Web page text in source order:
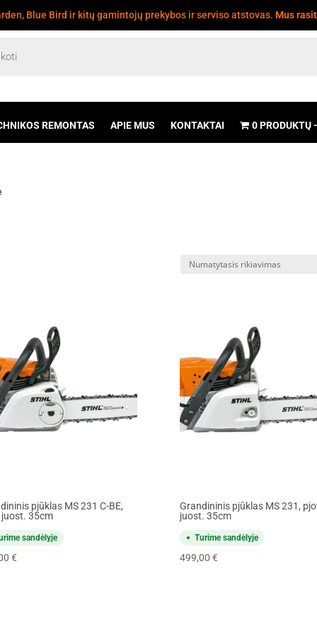
Blue Bird ir kitų gamintojų prekybos ir serviso atstovas. Mus
REMONTAS APIE MUS KONTAKTAI 0 PRODUKTŲ
pjūklas MS 231 C-BE,
juost. 35cm
sandėlyje
€
Grandininis pjūklas MS 231,
juost. 35cm
Turime sandėlyje
499,00 €